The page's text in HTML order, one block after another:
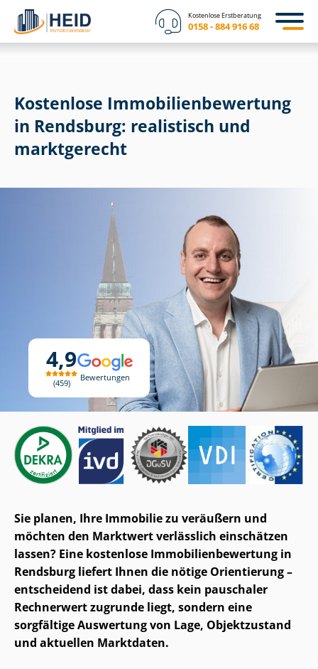
Kostenlose Erstberatung
0158 - 884 916 68
4,9
459
Bewertungen
Kostenlose Im­mo­bi­li­en­be­wer­tung
in Rendsburg: realistisch und
marktgerecht
Sie planen, Ihre Immobilie zu veräußern und
möchten den Marktwert verlässlich einschätzen
lassen? Eine kostenlose Im­mo­bi­li­en­be­wer­tung in
Rendsburg liefert Ihnen die nötige Orientierung –
entscheidend ist dabei, dass kein pauschaler
Rechnerwert zugrunde liegt, sondern eine
sorgfältige Auswertung von Lage, Objektzustand
und aktuellen Marktdaten.